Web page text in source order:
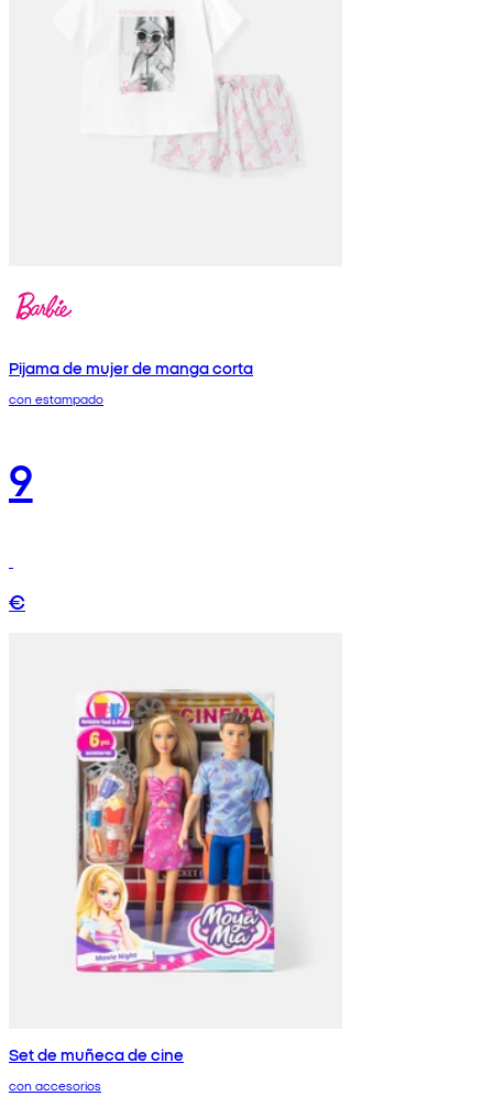
Pijama de mujer de manga corta
con estampado
9
€
Set de muñeca de cine
con accesorios